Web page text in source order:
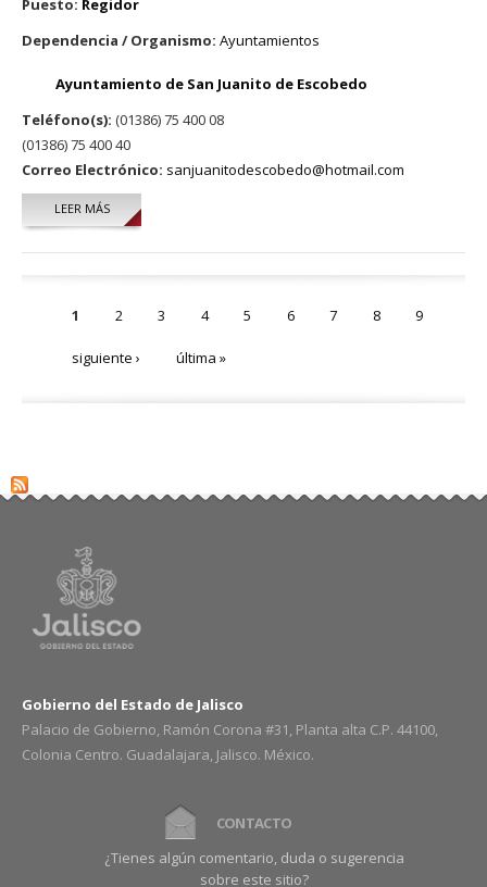
Puesto: Regidor
Dependencia / Organismo: Ayuntamientos
Ayuntamiento de San Juanito de Escobedo
Teléfono(s): (01386) 75 400 08
(01386) 75 400 40
Correo Electrónico: sanjuanitodescobedo@hotmail.com
LEER MÁSSOBRE ABRAHAM EMMANUEL AVILA RAMIREZ
1 2 3 4 5 6 7 8 9
siguiente › última »
Gobierno del Estado de Jalisco
Palacio de Gobierno, Ramón Corona #31, Planta alta C.P. 44100,
Colonia Centro. Guadalajara, Jalisco. México.
CONTACTO
¿Tienes algún comentario, duda o sugerencia
sobre este sitio?